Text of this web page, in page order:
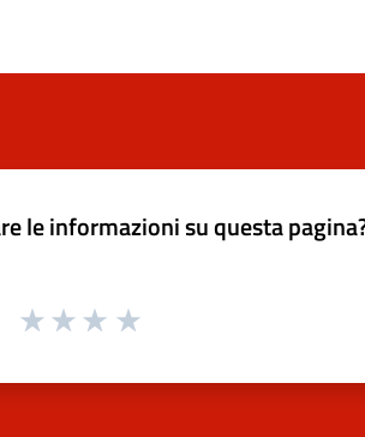
le informazioni su questa